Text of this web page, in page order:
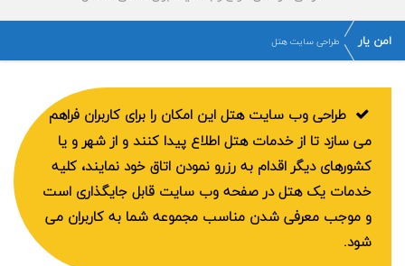
امن یار طراحی سایت هتل
طراحی وب سایت هتل این امکان را برای کاربران فراهم
می سازد تا از خدمات هتل اطلاع پیدا کنند و از شهر و یا
کشورهای دیگر اقدام به رزرو نمودن اتاق خود نمایند، کلیه
خدمات یک هتل در صفحه وب سایت قابل جایگذاری است
و موجب معرفی شدن مناسب مجموعه شما به کاربران می
شود.